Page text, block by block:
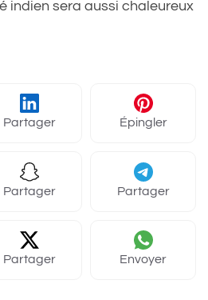
indien sera aussi chaleureux
Partager Épingler
Partager Partager
Partager Envoyer